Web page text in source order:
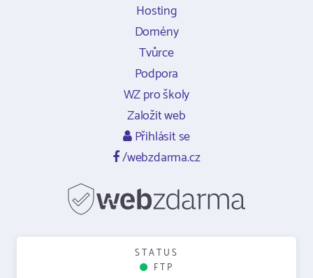
Hosting
Domény
Tvůrce
Podpora
WZ pro školy
Založit web
Přihlásit se
/webzdarma.cz
STATUS
FTP